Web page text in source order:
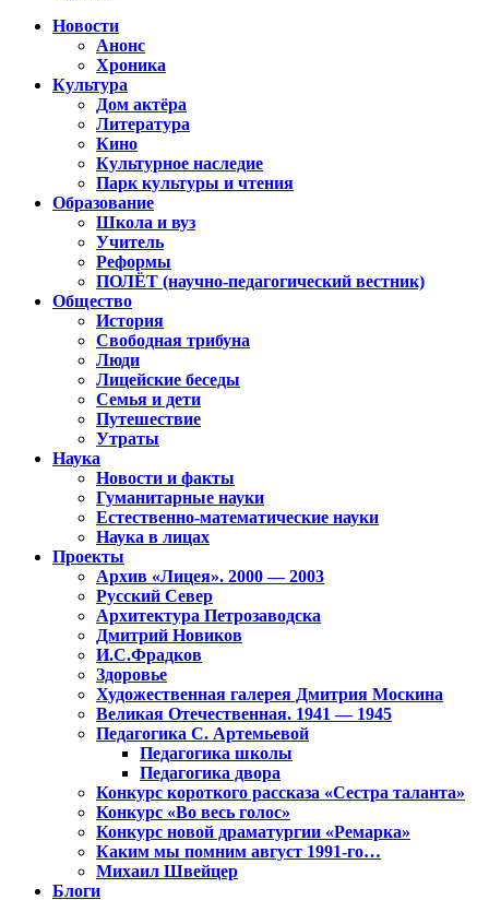
Новости
Анонс
Хроника
Культура
Дом актёра
Литература
Кино
Культурное наследие
Парк культуры и чтения
Образование
Школа и вуз
Учитель
Реформы
ПОЛЁТ (научно-педагогический вестник)
Общество
История
Свободная трибуна
Люди
Лицейские беседы
Семья и дети
Путешествие
Утраты
Наука
Новости и факты
Гуманитарные науки
Естественно-математические науки
Наука в лицах
Проекты
Архив «Лицея». 2000 — 2003
Русский Север
Архитектура Петрозаводска
Дмитрий Новиков
И.С.Фрадков
Здоровье
Художественная галерея Дмитрия Москина
Великая Отечественная. 1941 — 1945
Педагогика С. Артемьевой
Педагогика школы
Педагогика двора
Конкурс короткого рассказа «Сестра таланта»
Конкурс «Во весь голос»
Конкурс новой драматургии «Ремарка»
Каким мы помним август 1991-го…
Михаил Швейцер
Блоги